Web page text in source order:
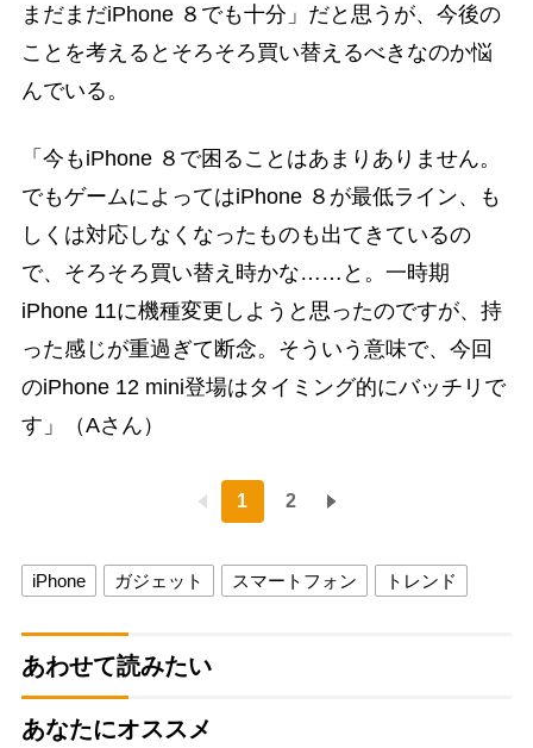
まだまだiPhone ８でも十分」だと思うが、今後の
ことを考えるとそろそろ買い替えるべきなのか悩
んでいる。
「今もiPhone ８で困ることはあまりありません。
でもゲームによってはiPhone ８が最低ライン、も
しくは対応しなくなったものも出てきているの
で、そろそろ買い替え時かな……と。一時期
iPhone 11に機種変更しようと思ったのですが、持
った感じが重過ぎて断念。そういう意味で、今回
のiPhone 12 mini登場はタイミング的にバッチリで
す」（Aさん）
1 2
iPhone ガジェット スマートフォン トレンド
あわせて読みたい
あなたにオススメ